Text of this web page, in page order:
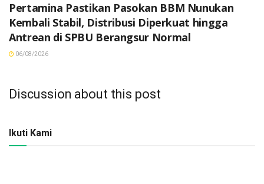
Pertamina Pastikan Pasokan BBM Nunukan
Kembali Stabil, Distribusi Diperkuat hingga
Antrean di SPBU Berangsur Normal
06/08/2026
Discussion about this post
Ikuti Kami